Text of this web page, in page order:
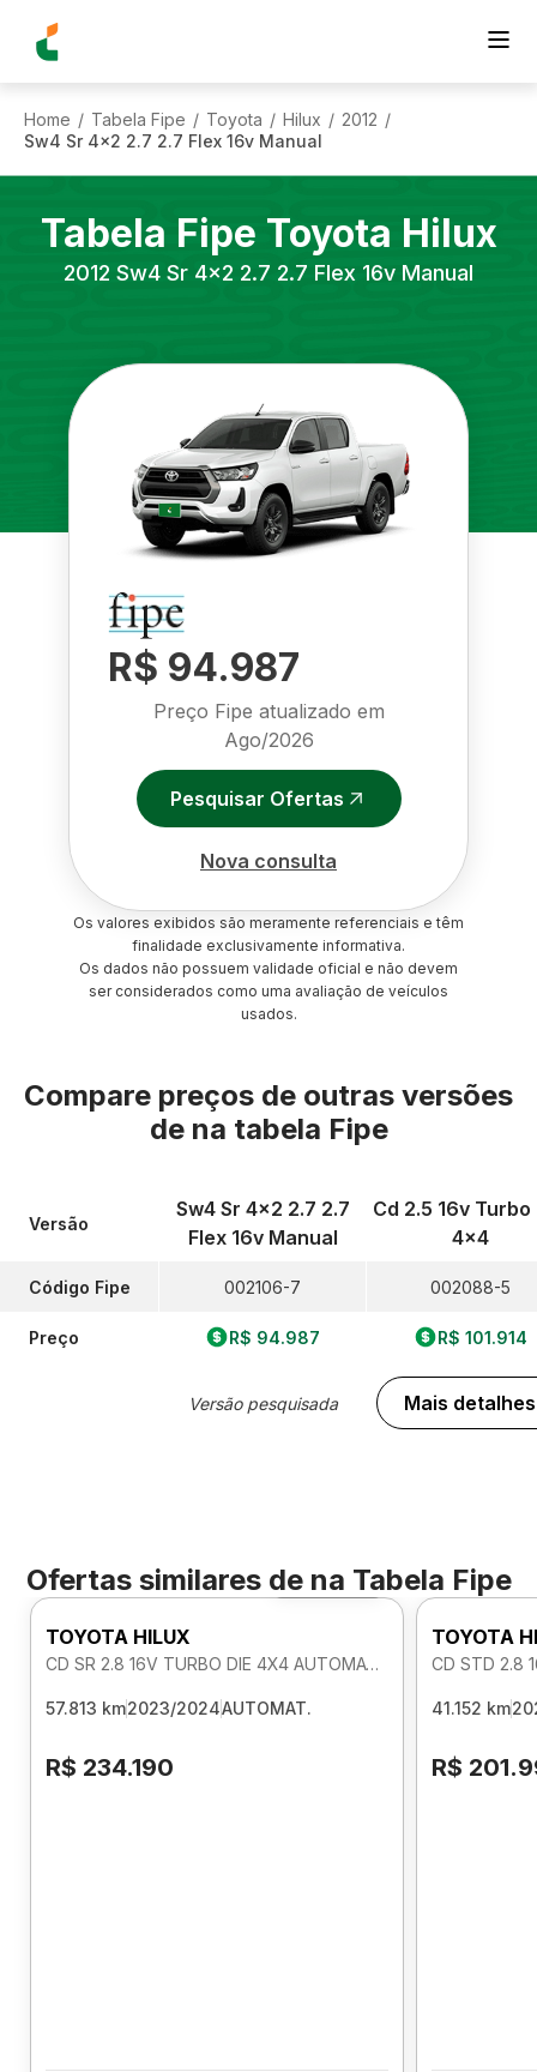
Home / Tabela Fipe / Toyota / Hilux / 2012 /
Sw4 Sr 4x2 2.7 2.7 Flex 16v Manual
Tabela Fipe Toyota Hilux
2012 Sw4 Sr 4x2 2.7 2.7 Flex 16v Manual
R$ 94.987
Preço Fipe atualizado em
Ago/2026
Pesquisar Ofertas
Nova consulta
Os valores exibidos são meramente referenciais e têm
finalidade exclusivamente informativa.
Os dados não possuem validade oficial e não devem
ser considerados como uma avaliação de veículos
usados.
Compare preços de outras versões
de na tabela Fipe
Versão
Código Fipe
Preço
Sw4 Sr 4x2 2.7 2.7
Flex 16v Manual
002106-7
R$ 94.987
Versão pesquisada
Cd 2.5 16v Turbo
4x4
002088-5
R$ 101.914
Mais detalhes
Ofertas similares de na Tabela Fipe
Foto 360º
TOYOTA HILUX
CD SR 2.8 16V TURBO DIE 4X4 AUTOMATICO
57.813 km2023/2024AUTOMAT.
R$ 234.190
TOYOTA
CD STD 2.8
41.152 km
R$